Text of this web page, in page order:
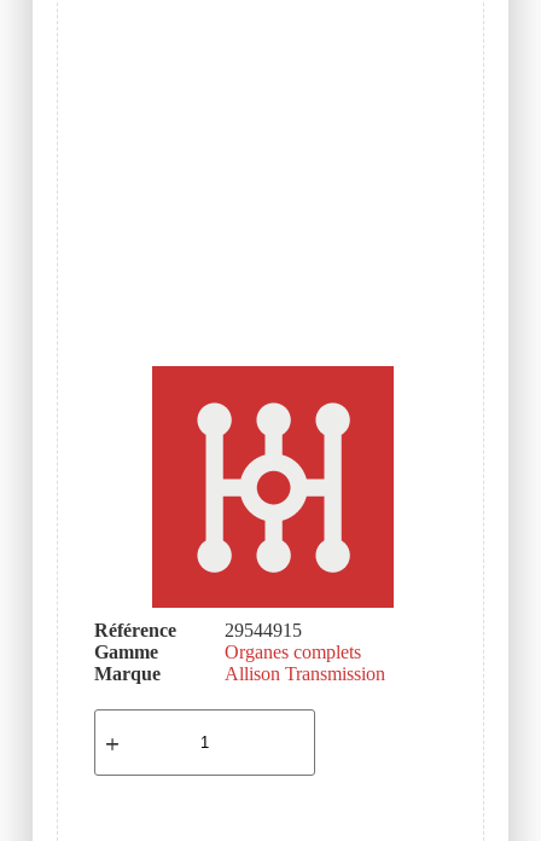
Référence
29544915
Gamme
Organes complets
Marque
Allison Transmission